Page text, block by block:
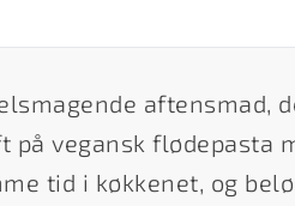
aftensmad,
på vegansk flødepasta
tid i køkkenet, og